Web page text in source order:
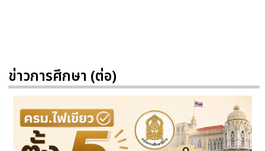
ข่าวการศึกษา (ต่อ)